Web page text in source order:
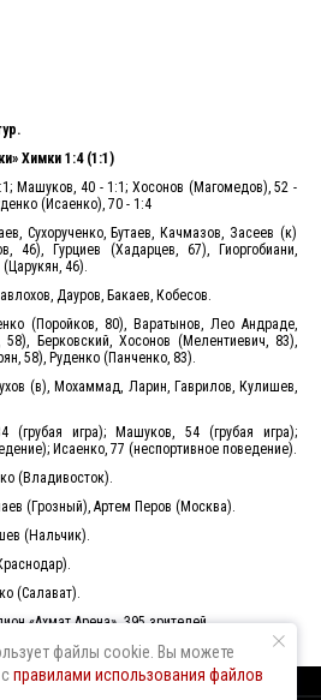
Химки 1:4 (1:1)
Машуков, 40 - 1:1; Хосонов (Магомедов), 52 -
(Исаенко), 70 - 1:4
Сухорученко, Бутаев, Качмазов, Засеев (к)
46), Гурциев (Хадарцев, 67), Гиоргобиани,
46).
Дауров, Бакаев, Кобесов.
(Поройков, 80), Варатынов, Лео Андраде,
58), Берковский, Хосонов (Мелентиевич, 83),
58), Руденко (Панченко, 83).
(в), Мохаммад, Ларин, Гаврилов, Кулишев,
(грубая игра); Машуков, 54 (грубая игра);
Исаенко, 77 (неспортивное поведение).
(Владивосток).
(Грозный), Артем Перов (Москва).
(Нальчик).
(Салават).
«Ахмат Арена». 395 зрителей.
файлы cookie. Вы можете
правилами использования файлов